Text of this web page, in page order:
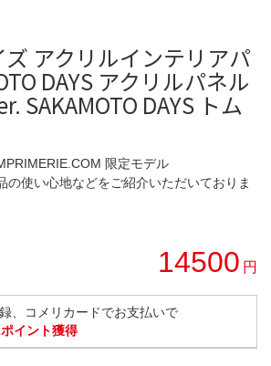
アクリルインテリアパ
DAYS アクリルパネル
SAKAMOTO DAYS トム
限定モデル
の使い心地などをご紹介いただいておりま
14500 円
、コメリカードでお支払いで
イント獲得